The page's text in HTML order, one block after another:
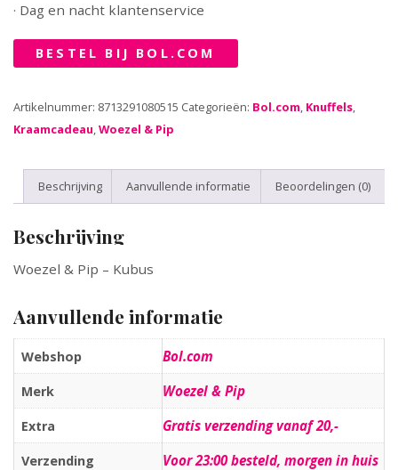
· Dag en nacht klantenservice
BESTEL BIJ BOL.COM
Artikelnummer: 8713291080515 Categorieën: Bol.com, Knuffels,
Kraamcadeau,Woezel & Pip
Beschrijving Aanvullende informatie Beoordelingen (0)
Beschrijving
Woezel & Pip – Kubus
Aanvullende informatie
Webshop Bol.com
Merk Woezel & Pip
Extra Gratis verzending vanaf 20,-
Verzending Voor 23:00 besteld, morgen in huis